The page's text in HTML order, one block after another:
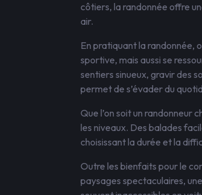
côtiers, la randonnée offre
air.
En pratiquant la randonnée,
sportive, mais aussi se
sentiers sinueux, gravir des
permet de s’évader du
Que l’on soit un randonneur
les niveaux. Des balades
choisissant la durée et la
Outre les bienfaits pour le
paysages spectaculaires,